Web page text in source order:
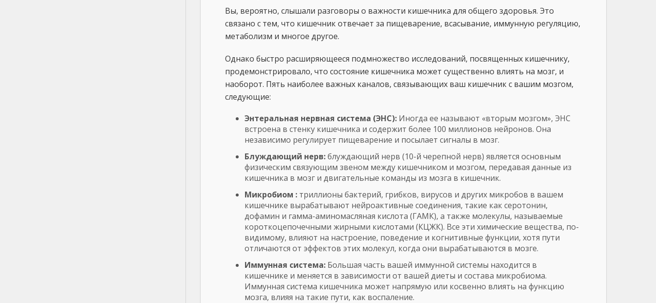
Вы, вероятно, слышали разговоры о важности кишечника для общего здоровья. Это
связано с тем, что кишечник отвечает за пищеварение, всасывание, иммунную регуляцию,
метаболизм и многое другое.
Однако быстро расширяющееся подмножество исследований, посвященных кишечнику,
продемонстрировало, что состояние кишечника может существенно влиять на мозг, и
наоборот. Пять наиболее важных каналов, связывающих ваш кишечник с вашим мозгом,
следующие:
Энтеральная нервная система (ЭНС):Иногда ее называют «вторым мозгом», ЭНС
встроена в стенку кишечника и содержит более 100 миллионов нейронов. Она
независимо регулирует пищеварение и посылает сигналы в мозг.
Блуждающий нерв:блуждающий нерв (10-й черепной нерв) является основным
физическим связующим звеном между кишечником и мозгом, передавая данные из
кишечника в мозг и двигательные команды из мозга в кишечник.
Микробиом :триллионы бактерий, грибков, вирусов и других микробов в вашем
кишечнике вырабатывают нейроактивные соединения, такие как серотонин,
дофамин и гамма-аминомасляная кислота (ГАМК), а также молекулы, называемые
короткоцепочечными жирными кислотами (КЦЖК). Все эти химические вещества, по-
видимому, влияют на настроение, поведение и когнитивные функции, хотя пути
отличаются от эффектов этих молекул, когда они вырабатываются в мозге.
Иммунная система:Большая часть вашей иммунной системы находится в
кишечнике и меняется в зависимости от вашей диеты и состава микробиома.
Иммунная система кишечника может напрямую или косвенно влиять на функцию
мозга, влияя на такие пути, как воспаление.